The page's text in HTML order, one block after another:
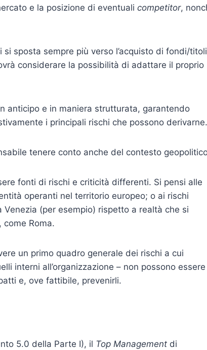
e la posizione di eventuali competitor,
sposta sempre più verso l’acquisto di fondi/titoli
considerare la possibilità di adattare il proprio
anticipo e in maniera strutturata, garantendo
i principali rischi che possono derivarne.
tenere conto anche del contesto
fonti di rischi e criticità differenti. Si pensi alle
operanti nel territorio europeo; o ai rischi
(per esempio) rispetto a realtà che si
Roma.
un primo quadro generale dei rischi a cui
interni all’organizzazione – non possono essere
e, ove fattibile, prevenirli.
5.0 della Parte I), il Top Management di